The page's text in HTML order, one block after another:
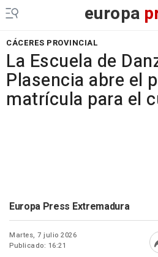
europa
CÁCERES PROVINCIAL
La Escuela de
Plasencia abre el
matrícula para el
Europa Press Extremadura
Martes, 7 julio 2026
Publicado: 16:21